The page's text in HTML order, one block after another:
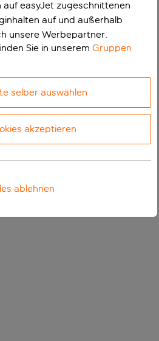
easyJet zugeschnittenen
auf und außerhalb
unsere Werbepartner.
Sie in unseremGruppen
selber auswählen
akzeptieren
ablehnen